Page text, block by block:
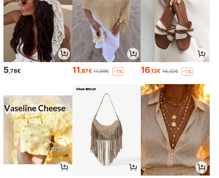
5,78€ 11,87€ 11,99€ -1% 16,13€ 16,32€ -1%